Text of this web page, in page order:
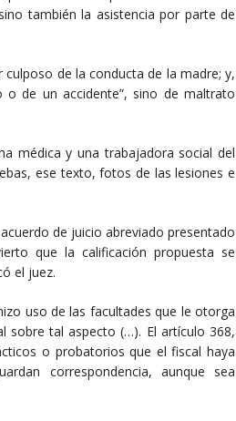
también la asistencia por parte de
de la conducta de la madre; y,
de un accidente”, sino de maltrato
médica y una trabajadora social del
ese texto, fotos de las lesiones e
de juicio abreviado presentado
que la calificación propuesta se
el juez.
uso de las facultades que le otorga
sobre tal aspecto (…). El artículo 368,
o probatorios que el fiscal haya
correspondencia, aunque sea